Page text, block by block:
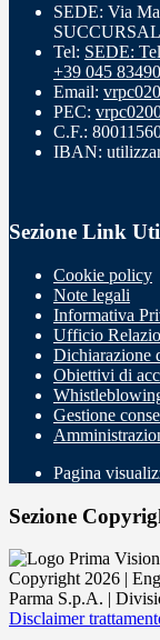
SEDE: Via
Tel: SEDE:
+39 045
Email:
PEC:
C.F.:
IBAN:
Sezione Link
Cookie policy
Note legali
Informativa
Ufficio
Dichiarazione
Obiettivi di
Gestione
Pagina
Sezione
Copyright 2026 |
Parma S.p.A. |
Disclaimer